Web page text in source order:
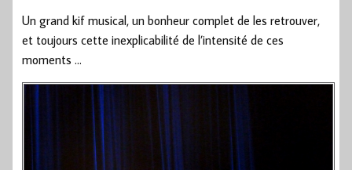
Un grand kif musical, un bonheur complet de les retrouver,
et toujours cette inexplicabilité de l’intensité de ces
moments …